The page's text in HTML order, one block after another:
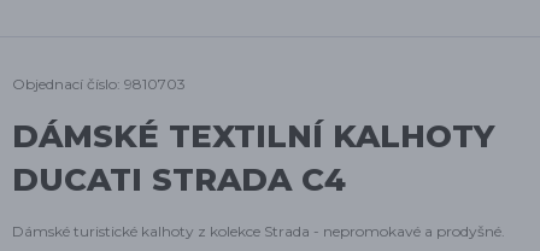
Objednací číslo: 9810703
DÁMSKÉ TEXTILNÍ KALHOTY
DUCATI STRADA C4
Dámské turistické kalhoty z kolekce Strada - nepromokavé a prodyšné.